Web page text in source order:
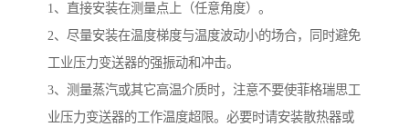
1、直接安装在测量点上（任意角度）。
2、尽量安装在温度梯度与温度波动小的场合，同时避免
工业压力变送器的强振动和冲击。
3、测量蒸汽或其它高温介质时，注意不要使菲格瑞思工
业压力变送器的工作温度超限。必要时请安装散热器或